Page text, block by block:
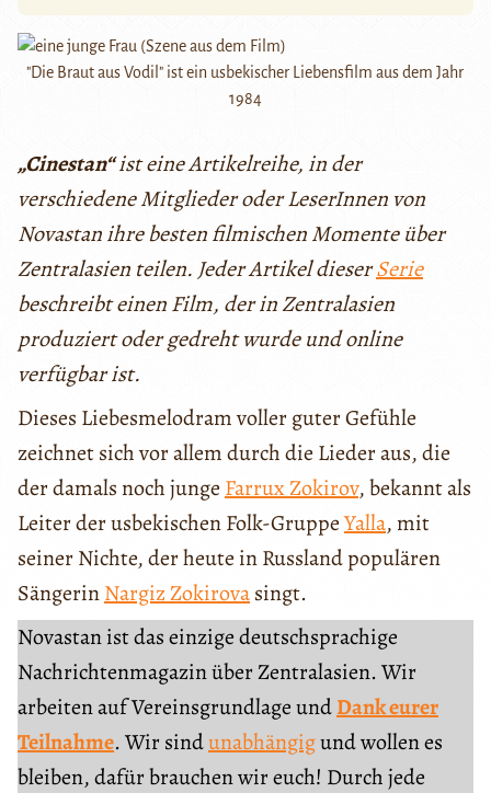
"Die Braut aus Vodil" ist ein usbekischer Liebensfilm aus dem Jahr
1984
„Cinestan“ist eine Artikelreihe, in der
verschiedene Mitglieder oder LeserInnen von
Novastan ihre besten filmischen Momente über
Zentralasien teilen. Jeder Artikel dieserSerie
beschreibt einen Film, der in Zentralasien
produziert oder gedreht wurde und online
verfügbar ist.
Dieses Liebesmelodram voller guter Gefühle
zeichnet sich vor allem durch die Lieder aus, die
der damals noch junge Farrux Zokirov, bekannt als
Leiter der usbekischen Folk-GruppeYalla, mit
seiner Nichte, der heute in Russland populären
SängerinNargiz Zokirovasingt.
Novastan ist das einzige deutschsprachige
Nachrichtenmagazin über Zentralasien. Wir
arbeiten auf Vereinsgrundlage undDank eurer
Teilnahme. Wir sindunabhängigund wollen es
bleiben, dafür brauchen wir euch! Durch jede